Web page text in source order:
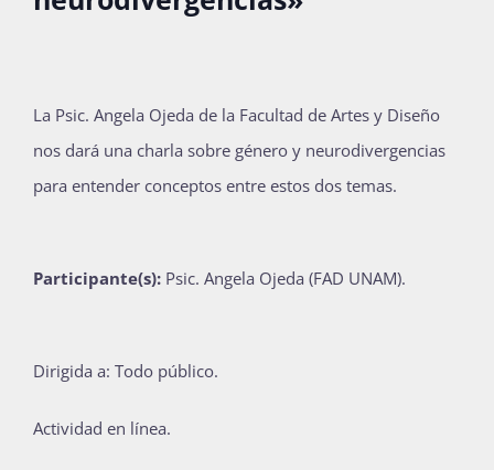
Súmate
Bienvenida generación 2027-1
La Psic. Angela Ojeda de la Facultad de Artes y Diseño
nos dará una charla sobre género y neurodivergencias
para entender conceptos entre estos dos temas.
Participante(s): Psic. Angela Ojeda (FAD UNAM).
Dirigida a: Todo público.
Actividad en línea.